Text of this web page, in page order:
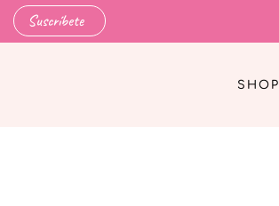
Suscríbete
SHOP